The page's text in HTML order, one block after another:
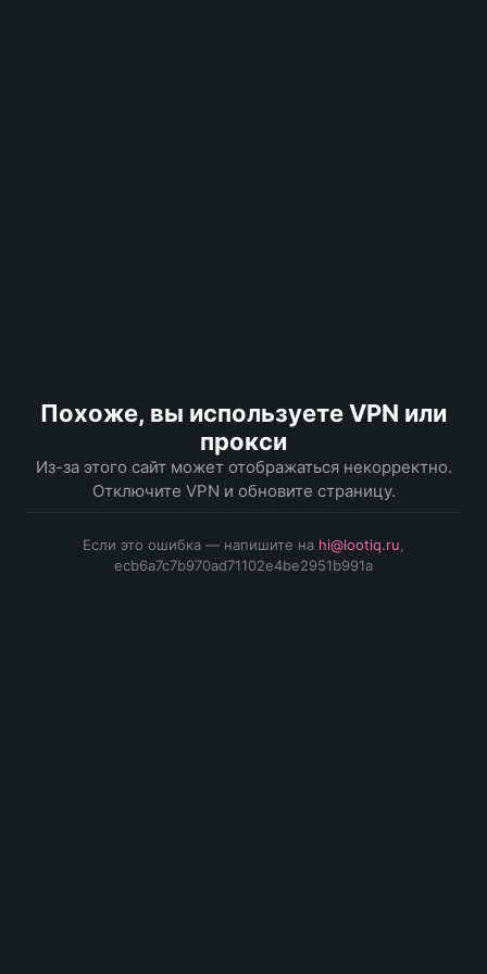
Похоже, вы используете VPN или
прокси
Из-за этого сайт может отображаться некорректно.
Отключите VPN и обновите страницу.
Если это ошибка — напишите на hi@lootiq.ru
ecb6a7c7b970ad71102e4be2951b991a